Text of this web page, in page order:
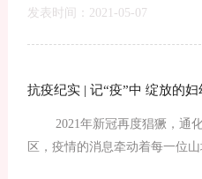
发表时间：2021-05-07
抗疫纪实 | 记“疫”中 绽放的妇
2021年新冠再度猖獗，通化
区，疫情的消息牵动着每一